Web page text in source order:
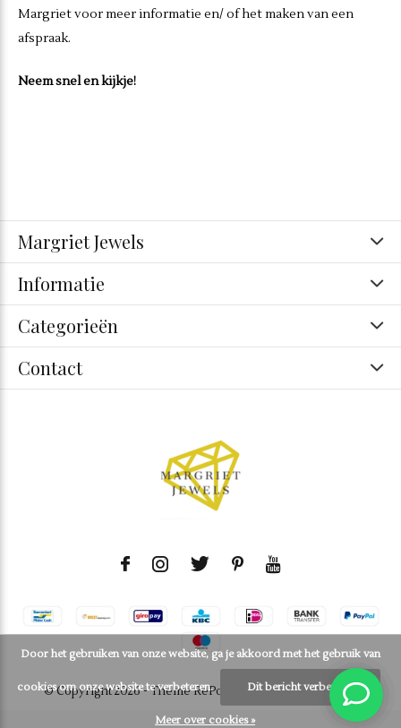
Margriet voor meer informatie en/ of het maken van een
afspraak.
Neem snel en kijkje!
Margriet Jewels
Informatie
Categorieën
Contact
© Copyright2026- Theme RePos - ByDMWS-RSS-feed
Door het gebruiken van onze website, ga je akkoord met het gebruik van
cookies om onze website te verbeteren. Dit bericht verbergen
Meer over cookies »